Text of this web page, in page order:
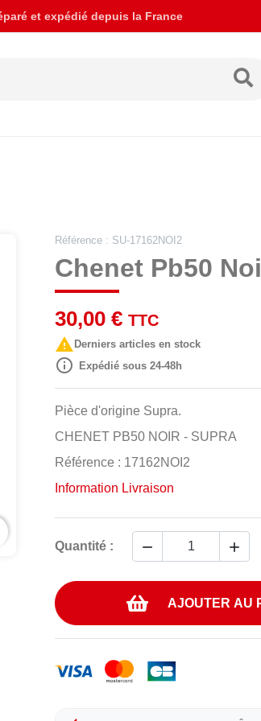
Actualités de livraison
Référence : SU-17162NOI2
Chenet Pb50
30,00 € TTC
 Derniers articles en stock
 Expédié sous 24-48h
Pièce d'origine Supra.
CHENET PB50 NOIR - SUPRA
Référence : 17162NOI2
Information Livraison
Quantité :  
AJOUTER AU